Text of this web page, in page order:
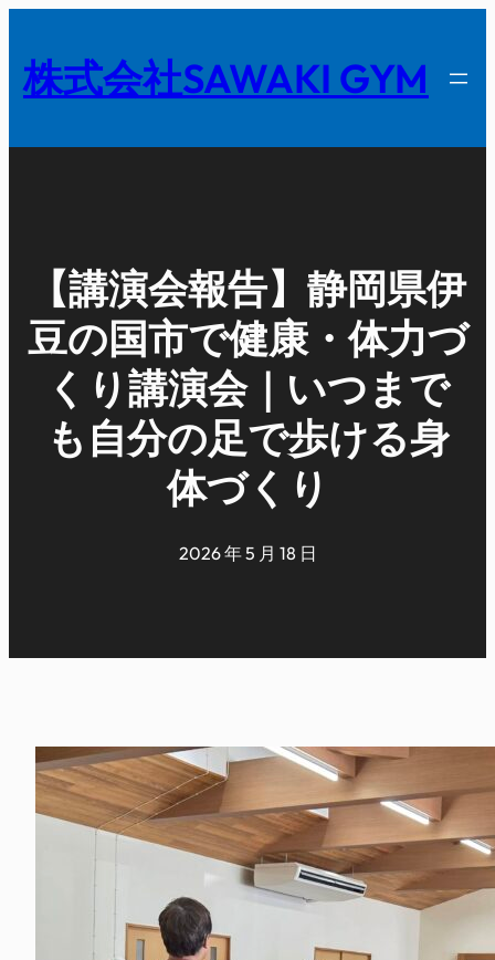
を
キ
株式会社SAWAKI GYM
【講演会報告】静岡県伊
豆の国市で健康・体力づ
くり講演会｜いつまで
も自分の足で歩ける身
体づくり
2026 年 5 月 18 日